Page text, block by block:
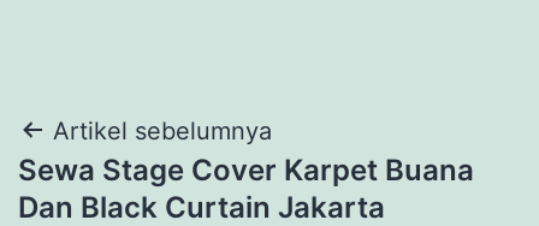
Navigasi
pos
Artikel sebelumnya
Sewa Stage Cover Karpet Buana
Dan Black Curtain Jakarta